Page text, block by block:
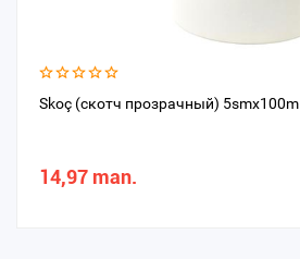
Skoç (скотч прозрачный) 5smx100m
14,97 man.